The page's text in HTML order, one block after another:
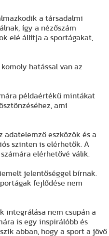
a társadalmi
így a nézőszám
elé állítja a sportágakat,
hatással van az
példaértékű mintákat
ami
eszközök és a
szinten is elérhetők. A
elérhetővé válik.
jelentőséggel bírnak.
fejlődése nem
integrálása nem csupán a
is egy inspirálóbb és
abban, hogy a sport a jövő